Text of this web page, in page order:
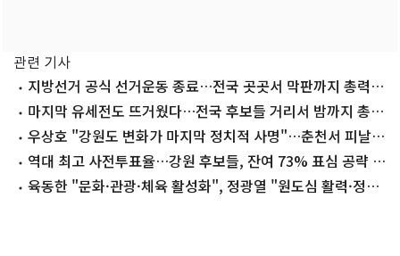
관련 기사
지방선거 공식 선거운동 종료…전국 곳곳서 막판까지 총력전
(종합2보)
마지막 유세전도 뜨거웠다…전국 후보들 거리서 밤까지 총력
전(종합)
우상호 "강원도 변화가 마지막 정치적 사명"…춘천서 피날레
유세역대 최고 사전투표율…강원 후보들, 잔여 73% 표심 공략 박
차(종합)
육동한 "문화·관광·체육 활성화", 정광열 "원도심 활력·정